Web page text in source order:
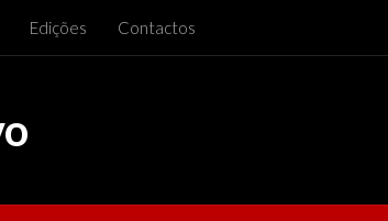
Edições Contactos